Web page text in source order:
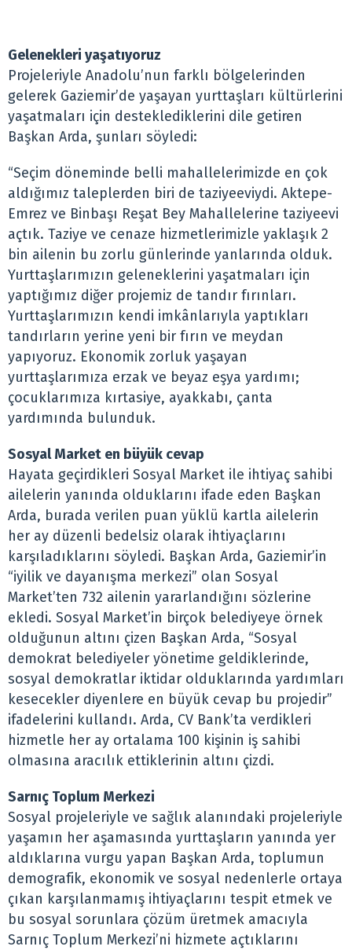
Gelenekleri yaşatıyoruz
Projeleriyle Anadolu’nun farklı bölgelerinden
gelerek Gaziemir’de yaşayan yurttaşları kültürlerini
yaşatmaları için desteklediklerini dile getiren
Başkan Arda, şunları söyledi:
“Seçim döneminde belli mahallelerimizde en çok
aldığımız taleplerden biri de taziyeeviydi. Aktepe-
Emrez ve Binbaşı Reşat Bey Mahallelerine taziyeevi
açtık. Taziye ve cenaze hizmetlerimizle yaklaşık 2
bin ailenin bu zorlu günlerinde yanlarında olduk.
Yurttaşlarımızın geleneklerini yaşatmaları için
yaptığımız diğer projemiz de tandır fırınları.
Yurttaşlarımızın kendi imkânlarıyla yaptıkları
tandırların yerine yeni bir fırın ve meydan
yapıyoruz. Ekonomik zorluk yaşayan
yurttaşlarımıza erzak ve beyaz eşya yardımı;
çocuklarımıza kırtasiye, ayakkabı, çanta
yardımında bulunduk.
Sosyal Market en büyük cevap
Hayata geçirdikleri Sosyal Market ile ihtiyaç sahibi
ailelerin yanında olduklarını ifade eden Başkan
Arda, burada verilen puan yüklü kartla ailelerin
her ay düzenli bedelsiz olarak ihtiyaçlarını
karşıladıklarını söyledi. Başkan Arda, Gaziemir’in
“iyilik ve dayanışma merkezi” olan Sosyal
Market’ten 732 ailenin yararlandığını sözlerine
ekledi. Sosyal Market’in birçok belediyeye örnek
olduğunun altını çizen Başkan Arda, “Sosyal
demokrat belediyeler yönetime geldiklerinde,
sosyal demokratlar iktidar olduklarında yardımları
kesecekler diyenlere en büyük cevap bu projedir”
ifadelerini kullandı. Arda, CV Bank’ta verdikleri
hizmetle her ay ortalama 100 kişinin iş sahibi
olmasına aracılık ettiklerinin altını çizdi.
Sarnıç Toplum Merkezi
Sosyal projeleriyle ve sağlık alanındaki projeleriyle
yaşamın her aşamasında yurttaşların yanında yer
aldıklarına vurgu yapan Başkan Arda, toplumun
demografik, ekonomik ve sosyal nedenlerle ortaya
çıkan karşılanmamış ihtiyaçlarını tespit etmek ve
bu sosyal sorunlara çözüm üretmek amacıyla
Sarnıç Toplum Merkezi’ni hizmete açtıklarını